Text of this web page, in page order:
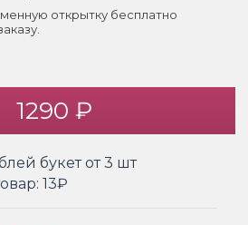
открытку бесплатно
1290 ₽
букет от 3 шт
13₽